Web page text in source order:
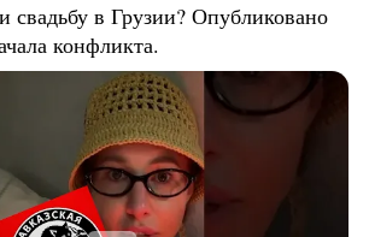
свадьбу в Грузии? Опубликовано
конфликта.